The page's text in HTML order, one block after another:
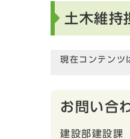
土木維持
現在コンテンツ
お問い合
建設部建設課